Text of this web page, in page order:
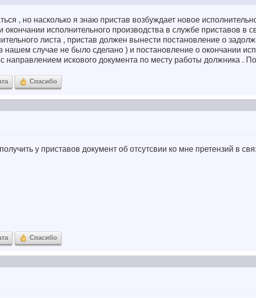
, но насколько я знаю пристав возбуждает новое
окончании исполнительного производства в службе приставов в
листа , пристав должен вынести постановление о
в нашем случае не было сделано ) и постановление о окончании
направлением искового документа по месту работы должника .
Спасибо
у приставов документ об отсутсвии ко мне претензий в
Спасибо